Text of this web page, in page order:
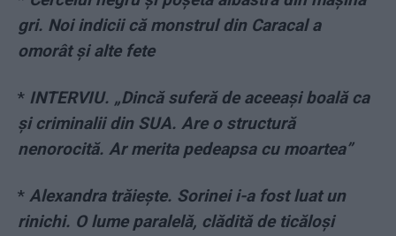
gri. Noi indicii că monstrul din Caracal a
omorât și alte fete
* INTERVIU. „Dincă suferă de aceeași boală ca
și criminalii din SUA. Are o structură
nenorocită. Ar merita pedeapsa cu moartea”
* Alexandra trăiește. Sorinei i-a fost luat un
rinichi. O lume paralelă, clădită de ticăloși